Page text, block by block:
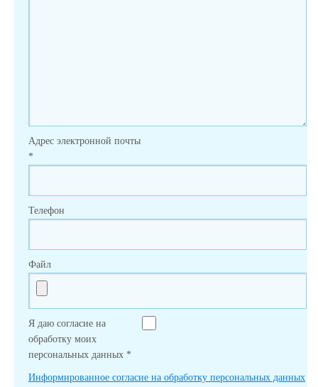
Адрес электронной почты
*
Телефон
Файл
Я даю согласие на
обработку моих
персональных данных *
Информированное согласие на обработку персональных данных